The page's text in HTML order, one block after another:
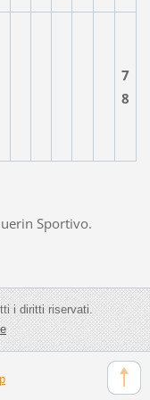
7
8
Sportivo.
i diritti riservati.